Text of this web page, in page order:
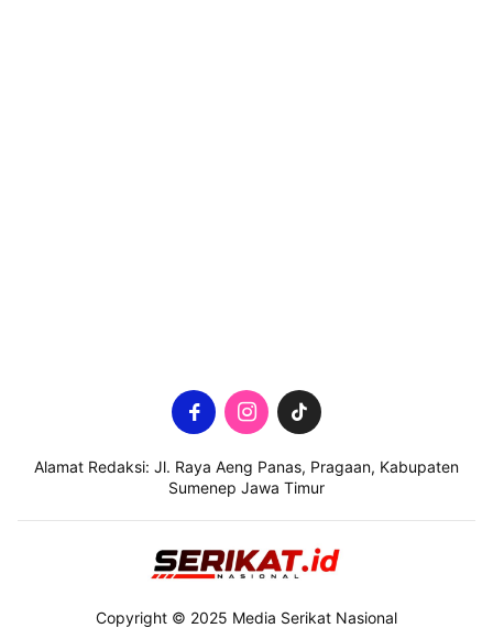
Alamat Redaksi: Jl. Raya Aeng Panas, Pragaan, Kabupaten
Sumenep Jawa Timur
Copyright © 2025 Media Serikat Nasional